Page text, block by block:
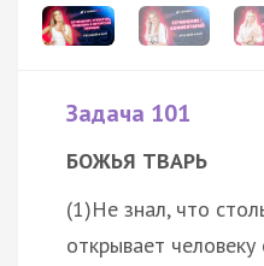
Задача 101
БОЖЬЯ ТВАРЬ
(1)Не знал, что
открывает